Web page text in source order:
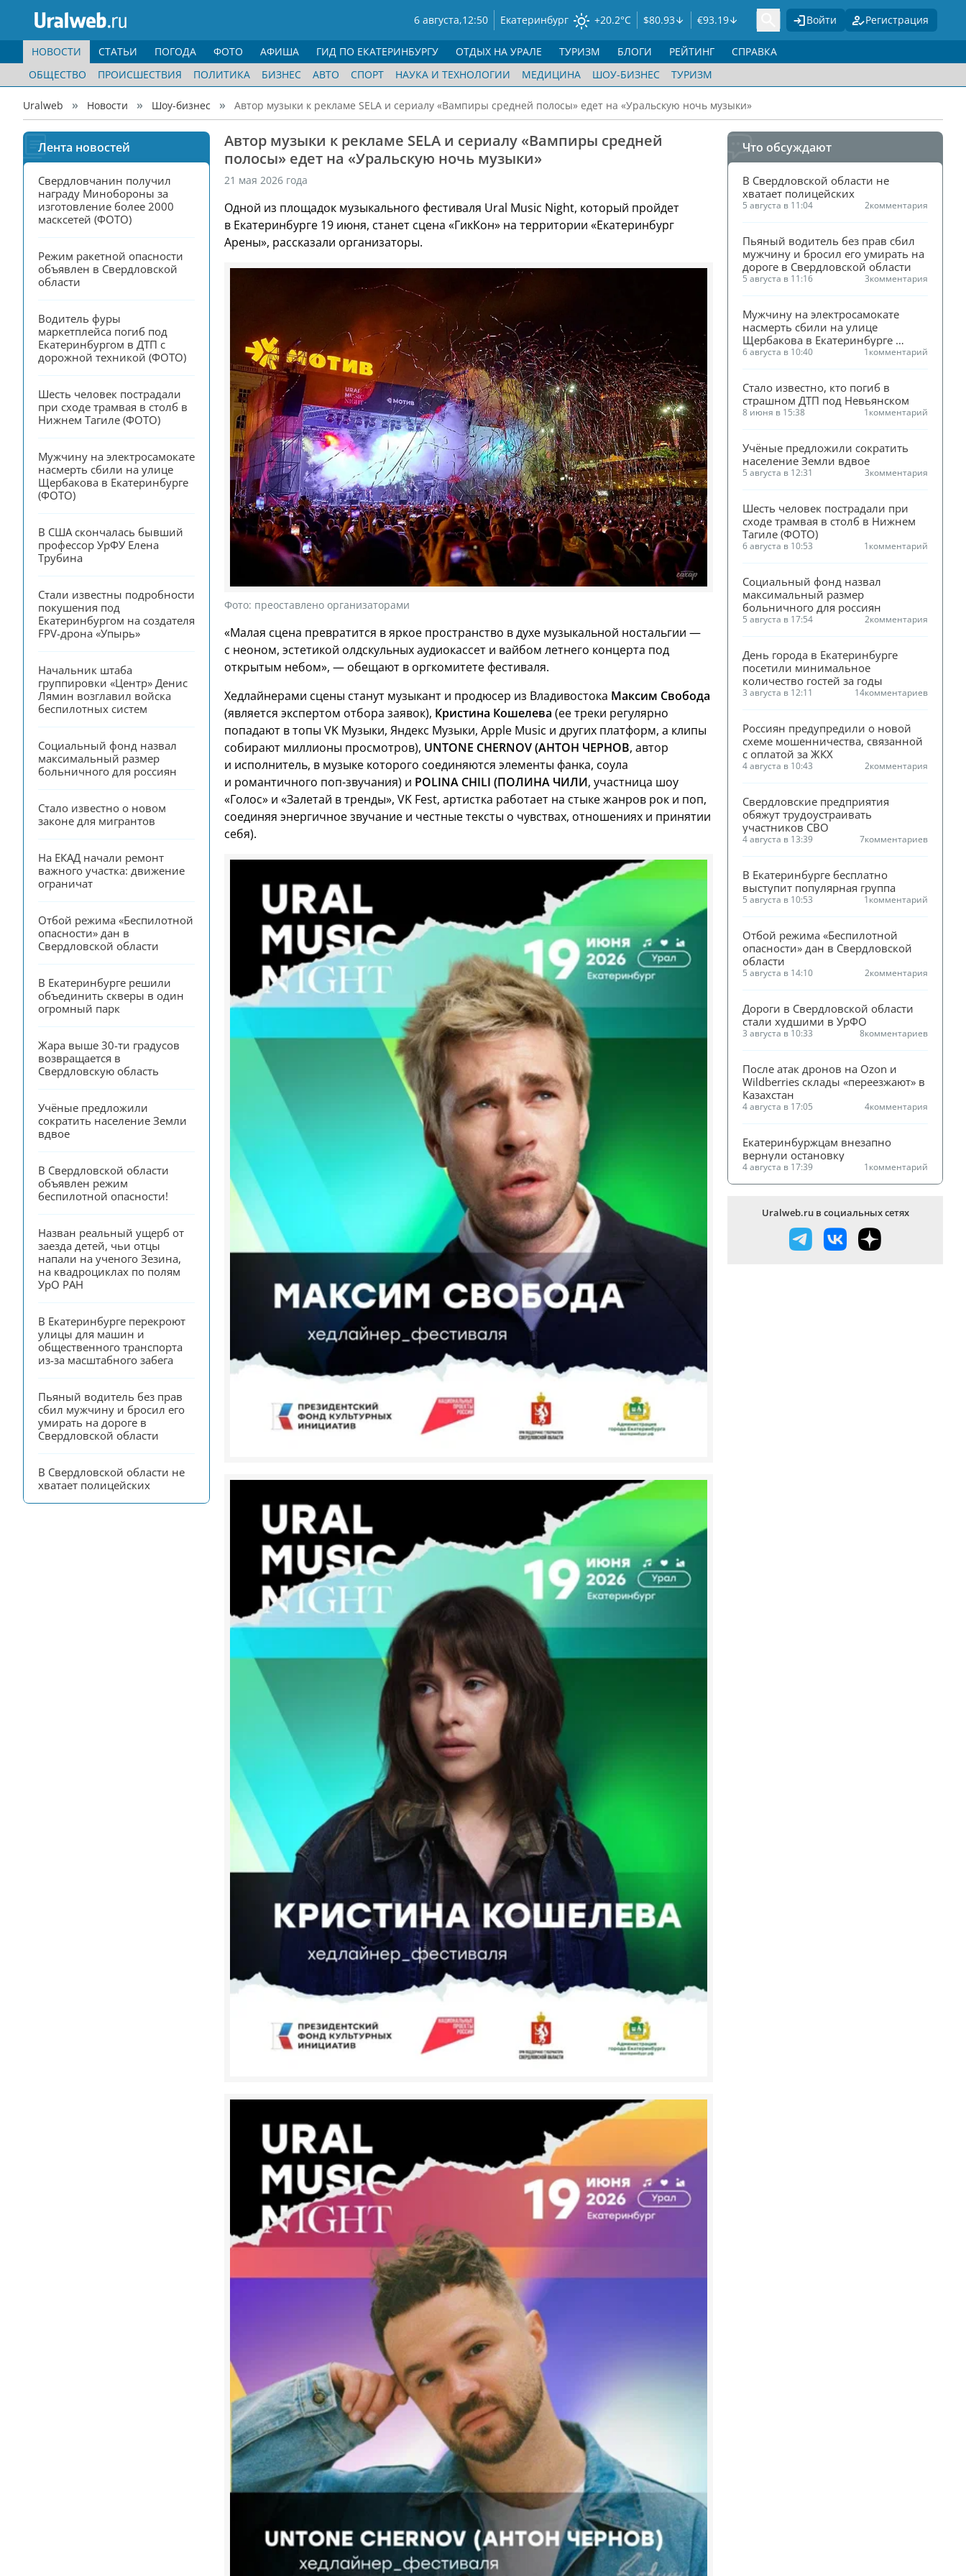
6 августа,12:50 Екатеринбург +20.2°C $80.93 €93.19 Войти Регистрация
НОВОСТИ
ОБЩЕСТВО
ПРОИСШЕСТВИЯ ПОЛИТИКА БИЗНЕС АВТО СПОРТ НАУКА И ТЕХНОЛОГИИ МЕДИЦИНА ШОУ-БИЗНЕС ТУРИЗМ
СТАТЬИ ПОГОДА ФОТО АФИША ГИД ПО ЕКАТЕРИНБУРГУ ОТДЫХ НА УРАЛЕ ТУРИЗМ БЛОГИ РЕЙТИНГ СПРАВКА
Uralweb Новости Шоу-бизнес Автор музыки к рекламе SELA и сериалу «Вампиры средней полосы» едет на «Уральскую ночь музыки»
Лента новостей
Свердловчанин получил
награду Минобороны за
изготовление более 2000
масксетей (ФОТО)
Режим ракетной опасности
объявлен в Свердловской
области
Водитель фуры
маркетплейса погиб под
Екатеринбургом в ДТП с
дорожной техникой (ФОТО)
Шесть человек пострадали
при сходе трамвая в столб в
Нижнем Тагиле (ФОТО)
Мужчину на электросамокате
насмерть сбили на улице
Щербакова в Екатеринбурге
(ФОТО)
В США скончалась бывший
профессор УрФУ Елена
Трубина
Стали известны подробности
покушения под
Екатеринбургом на создателя
FPV-дрона «Упырь»
Начальник штаба
группировки «Центр» Денис
Лямин возглавил войска
беспилотных систем
Социальный фонд назвал
максимальный размер
больничного для россиян
Стало известно о новом
законе для мигрантов
На ЕКАД начали ремонт
важного участка: движение
ограничат
Отбой режима «Беспилотной
опасности» дан в
Свердловской области
В Екатеринбурге решили
объединить скверы в один
огромный парк
Жара выше 30-ти градусов
возвращается в
Свердловскую область
Учёные предложили
сократить население Земли
вдвое
В Свердловской области
объявлен режим
беспилотной опасности!
Назван реальный ущерб от
заезда детей, чьи отцы
напали на ученого Зезина,
на квадроциклах по полям
УрО РАН
В Екатеринбурге перекроют
улицы для машин и
общественного транспорта
из-за масштабного забега
Пьяный водитель без прав
сбил мужчину и бросил его
умирать на дороге в
Свердловской области
В Свердловской области не
хватает полицейских
Автор музыки к рекламе SELA и сериалу «Вампиры средней
полосы» едет на «Уральскую ночь музыки»
21 мая 2026 года
Одной из площадок музыкального фестиваля Ural Music Night, который пройдет
в Екатеринбурге 19 июня, станет сцена «ГикКон» на территории «Екатеринбург
Арены», рассказали организаторы.
Фото: преоставлено организаторами
«Малая сцена превратится в яркое пространство в духе музыкальной ностальгии —
с неоном, эстетикой олдскульных аудиокассет и вайбом летнего концерта под
открытым небом», — обещают в оргкомитете фестиваля.
Хедлайнерами сцены станут музыкант и продюсер из Владивостока Максим Свобода
(является экспертом отбора заявок), Кристина Кошелева (ее треки регулярно
попадают в топы VK Музыки, Яндекс Музыки, Apple Music и других платформ, а клипы
собирают миллионы просмотров), UNTONE CHERNOV (АНТОН ЧЕРНОВ, автор
и исполнитель, в музыке которого соединяются элементы фанка, соула
и романтичного поп-звучания) и POLINA CHILI (ПОЛИНА ЧИЛИ, участница шоу
«Голос» и «Залетай в тренды», VK Fest, артистка работает на стыке жанров рок и поп,
соединяя энергичное звучание и честные тексты о чувствах, отношениях и принятии
себя).
Что обсуждают
В Свердловской области не
хватает полицейских
5 августа в 11:04 2комментария
Пьяный водитель без прав сбил
мужчину и бросил его умирать на
дороге в Свердловской области
5 августа в 11:16 3комментария
Мужчину на электросамокате
насмерть сбили на улице
Щербакова в Екатеринбурге
(ФОТО)
6 августа в 10:40 1комментарий
Стало известно, кто погиб в
страшном ДТП под Невьянском
8 июня в 15:38 1комментарий
Учёные предложили сократить
население Земли вдвое
5 августа в 12:31 3комментария
Шесть человек пострадали при
сходе трамвая в столб в Нижнем
Тагиле (ФОТО)
6 августа в 10:53 1комментарий
Социальный фонд назвал
максимальный размер
больничного для россиян
5 августа в 17:54 2комментария
День города в Екатеринбурге
посетили минимальное
количество гостей за годы
3 августа в 12:11 14комментариев
Россиян предупредили о новой
схеме мошенничества, связанной
с оплатой за ЖКХ
4 августа в 10:43 2комментария
Свердловские предприятия
обяжут трудоустраивать
участников СВО
4 августа в 13:39 7комментариев
В Екатеринбурге бесплатно
выступит популярная группа
5 августа в 10:53 1комментарий
Отбой режима «Беспилотной
опасности» дан в Свердловской
области
5 августа в 14:10 2комментария
Дороги в Свердловской области
стали худшими в УрФО
3 августа в 10:33 8комментариев
После атак дронов на Ozon и
Wildberries склады «переезжают» в
Казахстан
4 августа в 17:05 4комментария
Екатеринбуржцам внезапно
вернули остановку
4 августа в 17:39 1комментарий
Uralweb.ru в социальных сетях